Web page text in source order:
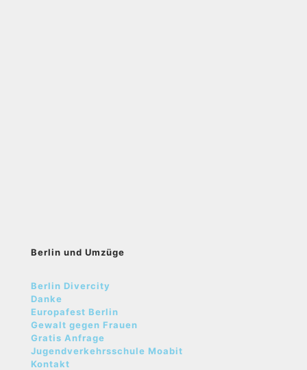
Berlin und Umzüge
Berlin Divercity
Danke
Europafest Berlin
Gewalt gegen Frauen
Gratis Anfrage
Jugendverkehrsschule Moabit
Kontakt